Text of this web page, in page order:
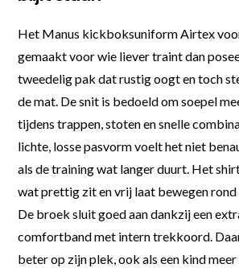
Het Manus kickboksuniform Airtex
gemaakt voor wie liever traint dan
tweedelig pak dat rustig oogt en toch
de mat. De snit is bedoeld om soepel
tijdens trappen, stoten en snelle
lichte, losse pasvorm voelt het niet
als de training wat langer duurt. Het
wat prettig zit en vrij laat bewegen rond
De broek sluit goed aan dankzij een
comfortband met intern trekkoord.
beter op zijn plek, ook als een kind